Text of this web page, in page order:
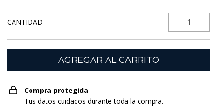
CANTIDAD
Compra protegida
Tus datos cuidados durante toda la compra.